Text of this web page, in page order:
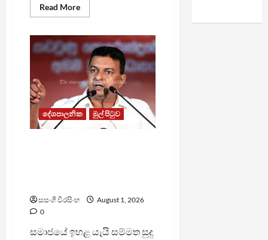
Read MoreRead
more
තීන්දුව
ගැන
සතුටු
වන
දෙදෙනෙක්
ඉන්නවා”
–
මරණ
දඬුවම
ලැබුණු
හේමසිරි
දේශපාලනික මුල් පිටුව
සසංගි වීරසිංහ
August 1, 2026
0
සමාජයේ ඉහළ යැයි සම්මත සුදු